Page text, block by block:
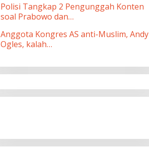
Polisi Tangkap 2 Pengunggah Konten
soal Prabowo dan…
Anggota Kongres AS anti-Muslim, Andy
Ogles, kalah…